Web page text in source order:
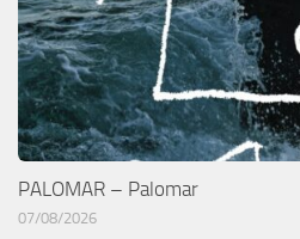
PALOMAR – Palomar
07/08/2026